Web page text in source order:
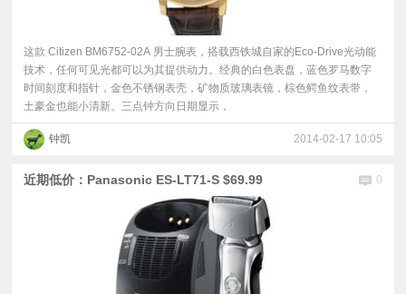
这款 Citizen BM6752-02A 男士腕表，搭载西铁城自家的Eco-Drive光动能
技术，任何可见光都可以为其提供动力。经典的白色表盘，蓝色罗马数字
时间刻度和指针，金色不锈钢表壳，矿物质玻璃表镜，棕色鳄鱼纹表带，
土豪金也能小清新。三点钟方向日期显示，
钟凯 2014-02-17 10:05
近期低价：Panasonic ES-LT71-S $69.99 0